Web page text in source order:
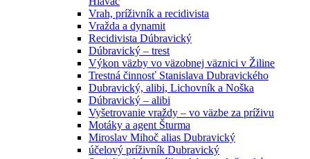
Vrah, príživník a recidivista
Vražda a dynamit
Recidivista Dúbravický
Dúbravický – trest
Výkon väzby vo väzobnej väznici v Žiline
Trestná činnosť Stanislava Dubravického
Dubravický, alibi, Lichovník a Noška
Dúbravický – alibi
Vyšetrovanie vraždy – vo väzbe za príživu
Motáky a agent Šturma
Miroslav Mihoč alias Dubravický
účelový príživník Dubravický